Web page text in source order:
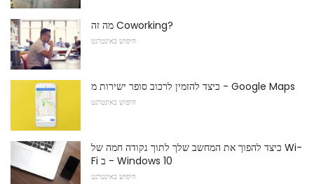
מה זה Coworking?
חיפוש באינטרנט
כיצד להזמין לרכוב סופר ישירות מ - Google Maps
חיפוש באינטרנט
כיצד להפוך את המחשב שלך לתוך נקודה חמה של Wi-
Fi ב - Windows 10
חיפוש באינטרנט